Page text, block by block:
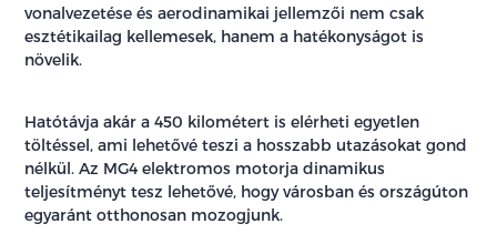
vonalvezetése és aerodinamikai jellemzői nem csak
esztétikailag kellemesek, hanem a hatékonyságot is
növelik.
Hatótávja akár a 450 kilométert is elérheti egyetlen
töltéssel, ami lehetővé teszi a hosszabb utazásokat gond
nélkül. Az MG4 elektromos motorja dinamikus
teljesítményt tesz lehetővé, hogy városban és országúton
egyaránt otthonosan mozogjunk.